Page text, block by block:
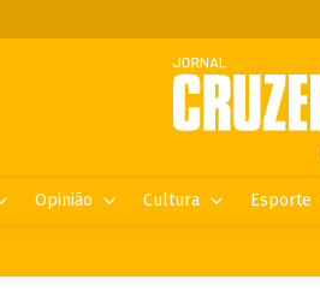
Opinião Cultura Esporte